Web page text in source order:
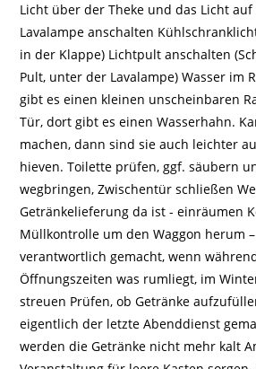
Licht über der Theke und das Licht
Lavalampe anschalten
in der Klappe) Lichtpult anschalten
Pult, unter der Lavalampe) Wasser im
gibt es einen kleinen unscheinbaren
Tür, dort gibt es einen Wasserhahn.
machen, dann sind sie auch leichter
hieven. Toilette prüfen, ggf. säubern
wegbringen, Zwischentür schließen
Getränkelieferung da ist - einräumen
Müllkontrolle um den Waggon herum
verantwortlich gemacht, wenn
Öffnungszeiten was rumliegt, im
streuen Prüfen, ob Getränke
eigentlich der letzte Abenddienst
werden die Getränke nicht mehr kalt